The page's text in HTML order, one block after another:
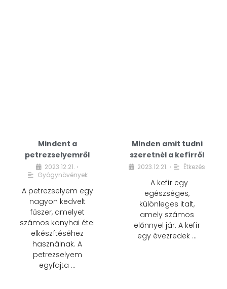
Mindent a
petrezselyemről
2023.12.21. •
Gyógynövények
A petrezselyem egy
nagyon kedvelt
fűszer, amelyet
számos konyhai étel
elkészítéséhez
használnak. A
petrezselyem
egyfajta …
Minden amit tudni
szeretnél a kefírről
2023.12.21. • Étkezés
A kefír egy
egészséges,
különleges italt,
amely számos
előnnyel jár. A kefír
egy évezredek …